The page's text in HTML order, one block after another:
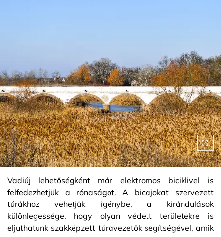
Vadiúj lehetőségként már elektromos biciklivel is
felfedezhetjük a rónaságot. A bicajokat szervezett
túrákhoz vehetjük igénybe, a kirándulások
különlegessége, hogy olyan védett területekre is
eljuthatunk szakképzett túravezetők segítségével, amik